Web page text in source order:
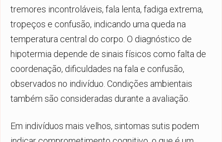
tremores incontroláveis, fala lenta, fadiga extrema,
tropeços e confusão, indicando uma queda na
temperatura central do corpo. O diagnóstico de
hipotermia depende de sinais físicos como falta de
coordenação, dificuldades na fala e confusão,
observados no indivíduo. Condições ambientais
também são consideradas durante a avaliação.
Em indivíduos mais velhos, sintomas sutis podem